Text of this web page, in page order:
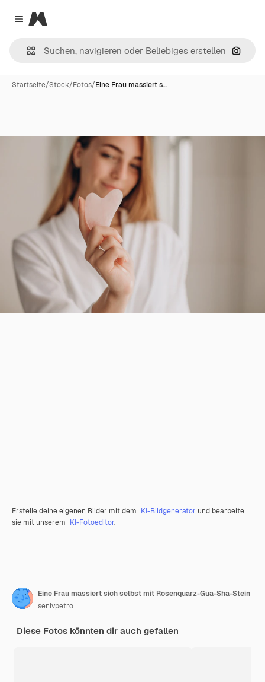
Close menu
Magnific
Nach
Startseite/Stock/Fotos/Eine Frau massiert s…
Erstelle deine eigenen Bilder mit dem KI-Bildgenerator und bearbeite
sie mit unserem KI-Fotoeditor.
Eine Frau massiert sich selbst mit Rosenquarz-Gua-Sha-Stein
senivpetro
Diese Fotos könnten dir auch gefallen